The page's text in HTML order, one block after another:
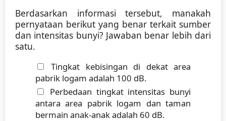
Berdasarkan
informasi tersebut,
manakah
pernyataan berikut yang benar terkait sumber
dan intensitas bunyi? Jawaban benar lebih dari
satu.
Tingkat kebisingan di dekat area
pabrik logam adalah 100 dB.
Perbedaan tingkat intensitas bunyi
antara area pabrik logam dan taman
bermain anak-anakadalah 60 dB.